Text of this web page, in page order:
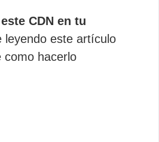
CDN en tu
leyendo este artículo
como hacerlo